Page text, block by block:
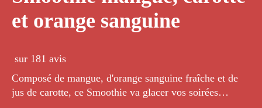
et orange sanguine
sur 181 avis
Composé de mangue, d'orange sanguine fraîche et de
jus de carotte, ce Smoothie va glacer vos soirées